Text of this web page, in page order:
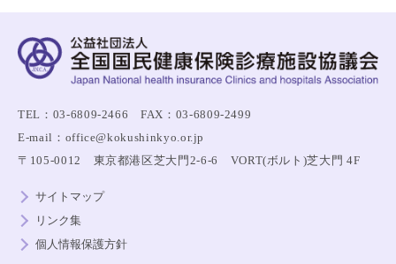
TEL：03-6809-2466 FAX：03-6809-2499
E-mail：office@kokushinkyo.or.jp
〒105-0012 東京都港区芝大門2-6-6 VORT(ボルト)芝大門 4F
サイトマップ
リンク集
個人情報保護方針